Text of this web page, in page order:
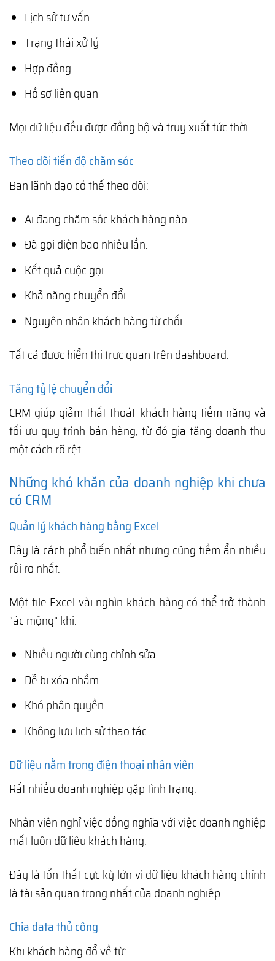
Lịch sử tư vấn
Trạng thái xử lý
Hợp đồng
Hồ sơ liên quan
Mọi dữ liệu đều được đồng bộ và truy xuất tức thời.
Theo dõi tiến độ chăm sóc
Ban lãnh đạo có thể theo dõi:
Ai đang chăm sóc khách hàng nào.
Đã gọi điện bao nhiêu lần.
Kết quả cuộc gọi.
Khả năng chuyển đổi.
Nguyên nhân khách hàng từ chối.
Tất cả được hiển thị trực quan trên dashboard.
Tăng tỷ lệ chuyển đổi
CRM giúp giảm thất thoát khách hàng tiềm năng và
tối ưu quy trình bán hàng, từ đó gia tăng doanh thu
một cách rõ rệt.
Những khó khăn của doanh nghiệp khi chưa
có CRM
Quản lý khách hàng bằng Excel
Đây là cách phổ biến nhất nhưng cũng tiềm ẩn nhiều
rủi ro nhất.
Một file Excel vài nghìn khách hàng có thể trở thành
“ác mộng” khi:
Nhiều người cùng chỉnh sửa.
Dễ bị xóa nhầm.
Khó phân quyền.
Không lưu lịch sử thao tác.
Dữ liệu nằm trong điện thoại nhân viên
Rất nhiều doanh nghiệp gặp tình trạng:
Nhân viên nghỉ việc đồng nghĩa với việc doanh nghiệp
mất luôn dữ liệu khách hàng.
Đây là tổn thất cực kỳ lớn vì dữ liệu khách hàng chính
là tài sản quan trọng nhất của doanh nghiệp.
Chia data thủ công
Khi khách hàng đổ về từ: